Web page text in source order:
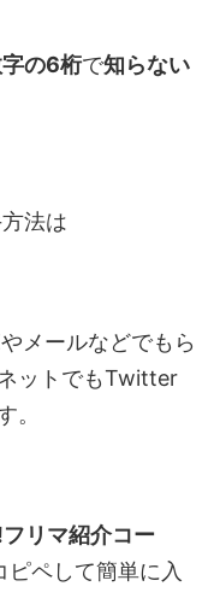
の6桁で知らない
法は
メールなどでもら
ットでもTwitter
。
フリマ紹介コー
ピペして簡単に入